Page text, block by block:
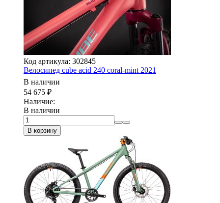
Код артикула: 302845
Велосипед cube acid 240 coral-mint 2021
В наличии
54 675 ₽
Наличие:
В наличии
В корзину